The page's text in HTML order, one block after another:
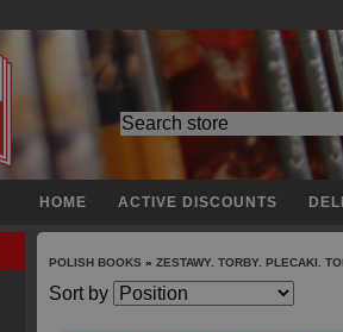
HOME ACTIVE DISCOUNTS
POLISH BOOKS » ZESTAWY. TORBY. PLECAKI.
Sort by